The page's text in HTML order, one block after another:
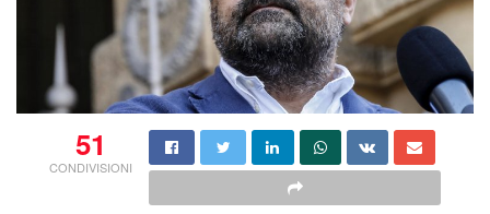
51
CONDIVISIONI